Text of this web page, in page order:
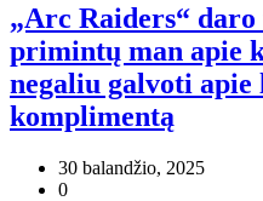
„Arc Raiders“
primintų man apie
negaliu galvoti apie
komplimentą
30 balandžio, 2025
0